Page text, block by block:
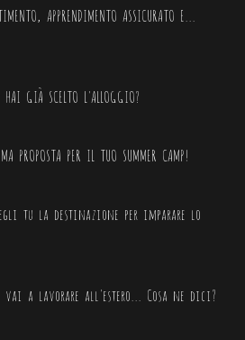
APPRENDIMENTO ASSICURATO E...
GIÀ SCELTO L'ALLOGGIO?
PROPOSTA PER IL TUO SUMMER CAMP!
tu la destinazione per imparare lo
a lavorare all'estero... Cosa ne dici?